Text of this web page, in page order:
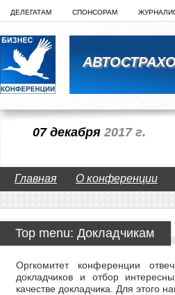
ДЕЛЕГАТАМ СПОНСОРАМ
07 декабря 2017 г.
Главная О конференции
Top menu: Докладчикам
Оргкомитет конференции
докладчиков и отбор
качестве докладчика. Для этого